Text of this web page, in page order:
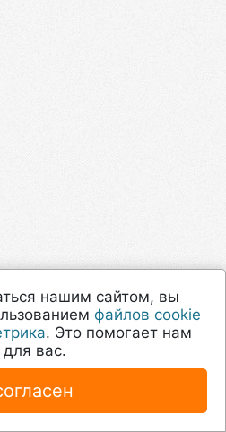
нашим сайтом, вы
файлов cookie
. Это помогает нам
для вас.